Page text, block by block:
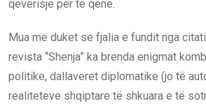
qeverisje për të qenë.
Mua më duket se fjalia e fundit nga
revista “Shenja” ka brenda enigmat
politike, dallaveret diplomatike (jo të
realiteteve shqiptare të shkuara e të